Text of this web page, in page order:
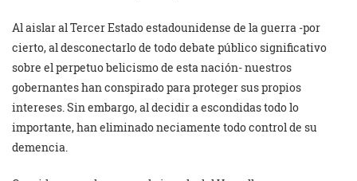
Al aislar al Tercer Estado estadounidense de la guerra -por
cierto, al desconectarlo de todo debate público significativo
sobre el perpetuo belicismo de esta nación- nuestros
gobernantes han conspirado para proteger sus propios
intereses. Sin embargo, al decidir a escondidas todo lo
importante, han eliminado neciamente todo control de su
demencia.